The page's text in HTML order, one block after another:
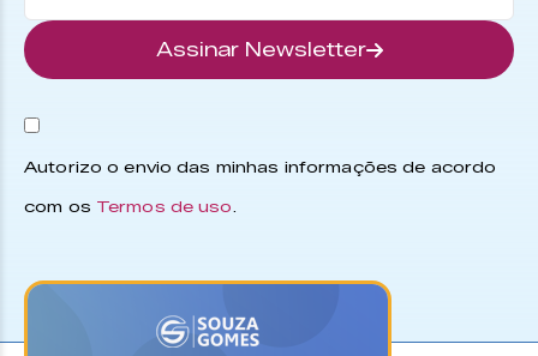
Assinar Newsletter
Autorizo o envio das minhas informações de acordo
com os Termos de uso.